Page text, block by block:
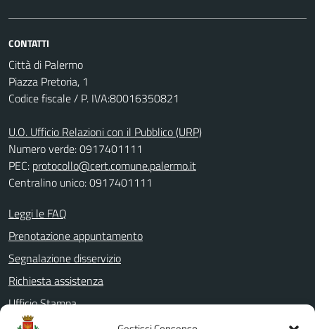
CONTATTI
Città di Palermo
Piazza Pretoria, 1
Codice fiscale / P. IVA:80016350821
U.O. Ufficio Relazioni con il Pubblico (URP)
Numero verde: 0917401111
PEC: protocollo@cert.comune.palermo.it
Centralino unico: 0917401111
Leggi le FAQ
Prenotazione appuntamento
Segnalazione disservizio
Richiesta assistenza
Ufficio Stampa
Amministrazione Trasparente